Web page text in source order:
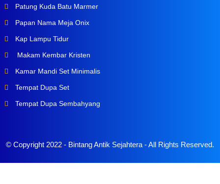
Patung Kuda Batu Marmer
Papan Nama Meja Onix
Kap Lampu Tidur
Makam Kembar Kristen
Kamar Mandi Set Minimalis
Tempat Dupa Set
Tempat Dupa Sembahyang
© Copyright 2022 - Bintang Antik Sejahtera- All Rights Reserved.